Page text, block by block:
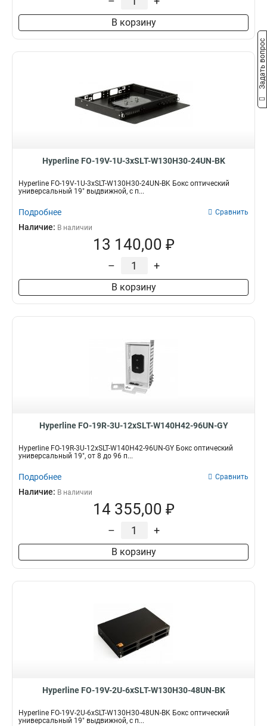
В корзину
Hyperline FO-19V-1U-3xSLT-W130H30-24UN-BK
Hyperline FO-19V-1U-3xSLT-W130H30-24UN-BK Бокс оптический
универсальный 19" выдвижной, с п...
Подробнее Сравнить
Наличие: В наличии
13 140,00 ₽
– +
В корзину
Hyperline FO-19R-3U-12xSLT-W140H42-96UN-GY
Hyperline FO-19R-3U-12xSLT-W140H42-96UN-GY Бокс оптический
универсальный 19", от 8 до 96 п...
Подробнее Сравнить
Наличие: В наличии
14 355,00 ₽
– +
В корзину
Hyperline FO-19V-2U-6xSLT-W130H30-48UN-BK
Hyperline FO-19V-2U-6xSLT-W130H30-48UN-BK Бокс оптический
универсальный 19" выдвижной, с п...
Задать вопрос